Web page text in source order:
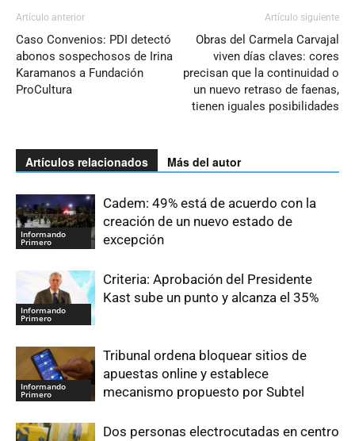
Artículo anterior
Caso Convenios: PDI detectó
abonos sospechosos de Irina
Karamanos a Fundación
ProCultura
Artículo siguiente
Obras del Carmela Carvajal
viven días claves: cores
precisan que la continuidad o
un nuevo retraso de faenas,
tienen iguales posibilidades
Artículos relacionados Más del autor
Informando
Primero
Cadem: 49% está de acuerdo con la
creación de un nuevo estado de
excepción
Informando
Primero
Criteria: Aprobación del Presidente
Kast sube un punto y alcanza el 35%
Informando
Primero
Tribunal ordena bloquear sitios de
apuestas online y establece
mecanismo propuesto por Subtel
Dos personas electrocutadas en centro